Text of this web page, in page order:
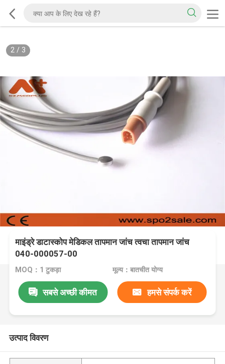
2/ 3
माइंड्रे डाटास्कोप मेडिकल तापमान जांच त्वचा तापमान जांच
040-000057-00
MOQ：1 टुकड़ा मूल्य：बातचीत योग्य
सबसे अच्छी कीमत हमसे संपर्क करें
उत्पाद विवरण